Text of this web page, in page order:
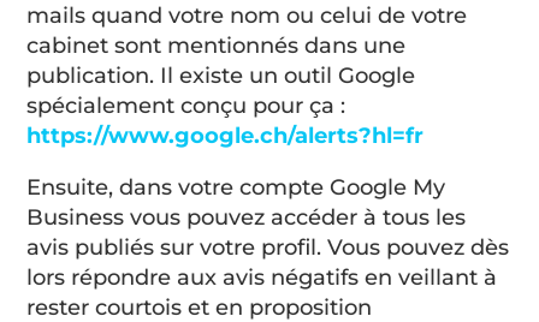
mails quand votre nom ou celui de votre
cabinet sont mentionnés dans une
publication. Il existe un outil Google
spécialement conçu pour ça :
https://www.google.ch/alerts?hl=fr
Ensuite, dans votre compte Google My
Business vous pouvez accéder à tous les
avis publiés sur votre profil. Vous pouvez dès
lors répondre aux avis négatifs en veillant à
rester courtois et en proposition